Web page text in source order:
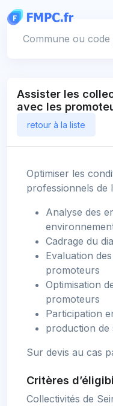
Assister les
avec les
retour à la liste
Optimiser les
professionnels de
Analyse des
Cadrage du
Evaluation
promoteurs
Optimisation
promoteurs
Participation
production
Sur devis au cas
Critères
Collectivités de
Panneau de gestion des